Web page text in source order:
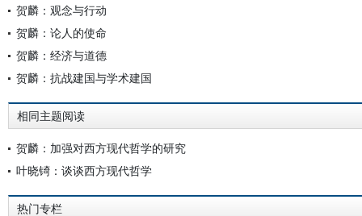
贺麟：观念与行动
贺麟：论人的使命
贺麟：经济与道德
贺麟：抗战建国与学术建国
相同主题阅读
贺麟：加强对西方现代哲学的研究
叶晓锜：谈谈西方现代哲学
热门专栏